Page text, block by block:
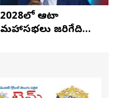
2028లో ఆటా
మహాసభలు జరిగేది